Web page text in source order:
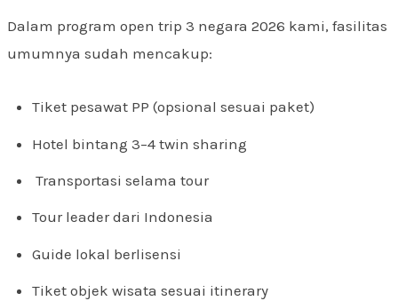
Dalam program open trip 3 negara 2026 kami, fasilitas
umumnya sudah mencakup:
Tiket pesawat PP (opsional sesuai paket)
Hotel bintang 3–4 twin sharing
Transportasi selama tour
Tour leader dari Indonesia
Guide lokal berlisensi
Tiket objek wisata sesuai itinerary